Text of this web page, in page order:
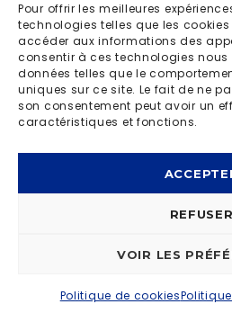
Pour offrir les meilleures
technologies telles que les
accéder aux informations des
consentir à ces technologies
données telles que le
uniques sur ce site. Le fait de ne
son consentement peut avoir un
caractéristiques et fonctions.
REFUSER
VOIR LES
Politique de cookies